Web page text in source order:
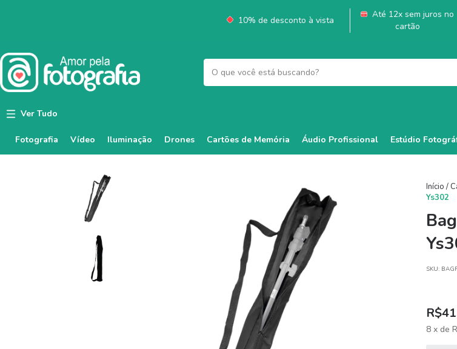
10% de desconto à vista
Até 12x sem juros no
cartão
Ver Tudo
Fotografia Vídeo Iluminação Drones Cartões de Memória Áudio Profissional Estúdio
Início /
Ys302
SKU:
8 x de